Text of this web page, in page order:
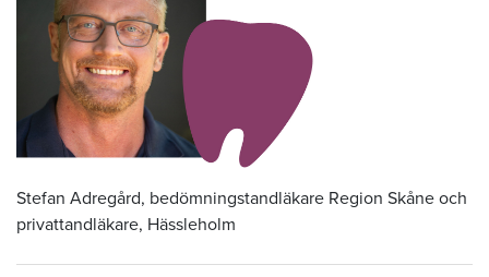
Stefan Adregård, bedömningstandläkare Region Skåne och
privattandläkare, Hässleholm